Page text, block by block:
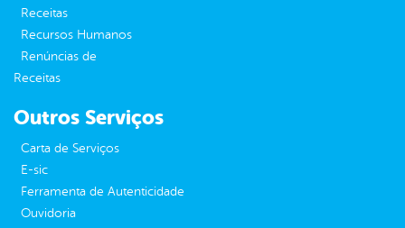
Receitas
Recursos Humanos
Renúncias de
Receitas
Outros Serviços
Carta de Serviços
E-sic
Ferramenta de Autenticidade
Ouvidoria